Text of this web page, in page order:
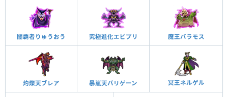
闇覇者りゅうおう 究極進化エビプリ 魔王バラモス
灼爍天ブレア 暴嵐天バリゲーン 冥王ネルゲル